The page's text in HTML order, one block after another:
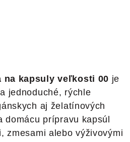
na kapsuly veľkosti 00 je
jednoduché, rýchle
aj želatínových
domácu prípravu kapsúl
zmesami alebo výživovými